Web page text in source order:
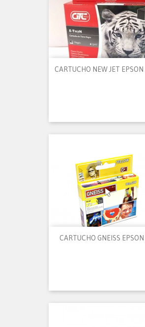
CARTUCHO NEW JET EPSON
CARTUCHO GNEISS EPSON